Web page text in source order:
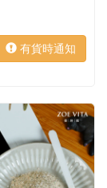
有貨時通知